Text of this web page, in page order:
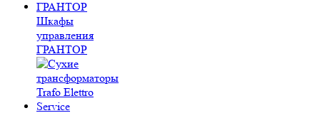
Шкафы
управления
ГРАНТОР